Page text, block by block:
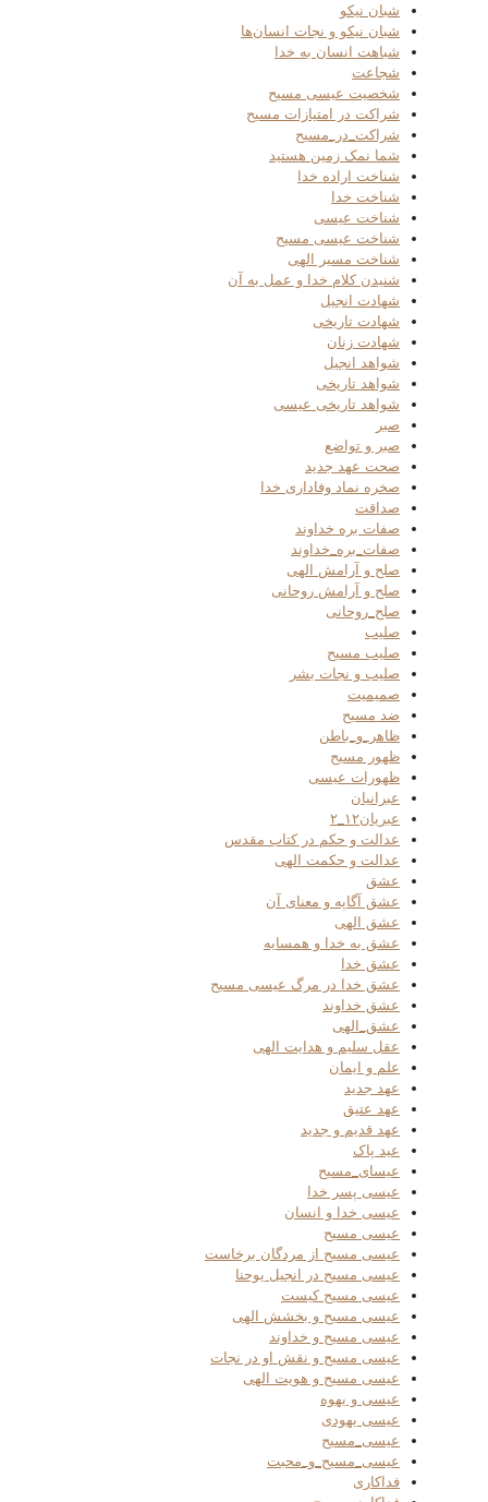
شبان نیکو
شبان نیکو و نجات انسان‌ها
شباهت انسان به خدا
شجاعت
شخصیت عیسی مسیح
شراکت در امتیازات مسیح
شراکت_در_مسیح
شما نمک زمین هستید
شناخت اراده خدا
شناخت خدا
شناخت عیسی
شناخت عیسی مسیح
شناخت مسیر الهی
شنیدن کلام خدا و عمل به آن
شهادت انجیل
شهادت تاریخی
شهادت زنان
شواهد انجیل
شواهد تاریخی
شواهد تاریخی عیسی
صبر
صبر و تواضع
صحت عهد جدید
صخره نماد وفاداری خدا
صداقت
صفات بره خداوند
صفات_بره_خداوند
صلح و آرامش الهی
صلح و آرامش روحانی
صلح_روحانی
صلیب
صلیب مسیح
صلیب و نجات بشر
صمیمیت
ضد مسیح
ظاهر_و_باطن
ظهور مسیح
ظهورات عیسی
عبرانیان
عبریان۱۲_۲
عدالت و حکم در کتاب مقدس
عدالت و حکمت الهی
عشق
عشق آگاپه و معنای آن
عشق الهی
عشق به خدا و همسایه
عشق خدا
عشق خدا در مرگ عیسی مسیح
عشق خداوند
عشق_الهی
عقل سلیم و هدایت الهی
علم و ایمان
عهد جدید
عهد عتیق
عهد قدیم و جدید
عید پاک
عیسای_مسیح
عیسی پسر خدا
عیسی خدا و انسان
عیسی مسیح
عیسی مسیح از مردگان برخاست
عیسی مسیح در انجیل یوحنا
عیسی مسیح کیست
عیسی مسیح و بخشش الهی
عیسی مسیح و خداوند
عیسی مسیح و نقش او در نجات
عیسی مسیح و هویت الهی
عیسی و یهوه
عیسی یهودی
عیسی_مسیح
عیسی_مسیح_و_محبت
فداکاری